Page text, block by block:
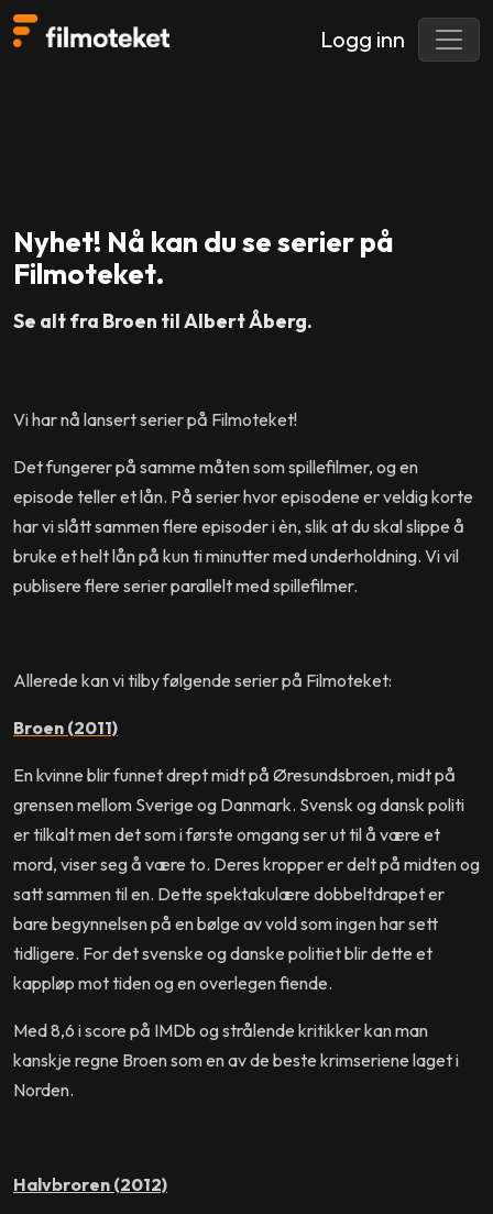
Logg inn
Nyhet! Nå kan du se serier på
Filmoteket.
Se alt fra Broen til Albert Åberg.
Vi har nå lansert serier på Filmoteket!
Det fungerer på samme måten som spillefilmer, og en
episode teller et lån. På serier hvor episodene er veldig korte
har vi slått sammen flere episoder i èn, slik at du skal slippe å
bruke et helt lån på kun ti minutter med underholdning. Vi vil
publisere flere serier parallelt med spillefilmer.
Allerede kan vi tilby følgende serier på Filmoteket:
Broen (2011)
En kvinne blir funnet drept midt på Øresundsbroen, midt på
grensen mellom Sverige og Danmark. Svensk og dansk politi
er tilkalt men det som i første omgang ser ut til å være et
mord, viser seg å være to. Deres kropper er delt på midten og
satt sammen til en. Dette spektakulære dobbeltdrapet er
bare begynnelsen på en bølge av vold som ingen har sett
tidligere. For det svenske og danske politiet blir dette et
kappløp mot tiden og en overlegen fiende.
Med 8,6 i score på IMDb og strålende kritikker kan man
kanskje regne Broen som en av de beste krimseriene laget i
Norden.
Halvbroren (2012)